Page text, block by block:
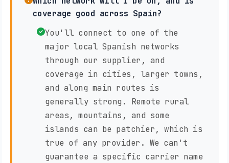
coverage good across Spain?
You'll connect to one of the
major local Spanish networks
through our supplier, and
coverage in cities, larger towns,
and along main routes is
generally strong. Remote rural
areas, mountains, and some
islands can be patchier, which is
true of any provider. We can't
guarantee a specific carrier name